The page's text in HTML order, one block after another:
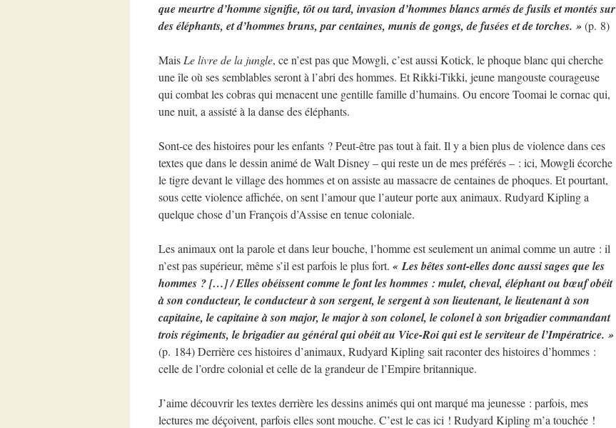
que meurtre d’homme signifie, tôt ou tard, invasion d’hommes blancs armés de fusils et montés sur
des éléphants, et d’hommes bruns, par centaines, munis de gongs, de fusées et de torches. »(p. 8)
Mais Le livre de la jungle, ce n’est pas que Mowgli, c’est aussi Kotick, le phoque blanc qui cherche
une île où ses semblables seront à l’abri des hommes. Et Rikki-Tikki, jeune mangouste courageuse
qui combat les cobras qui menacent une gentille famille d’humains. Ou encore Toomai le cornac qui,
une nuit, a assisté à la danse des éléphants.
Sont-ce des histoires pour les enfants ? Peut-être pas tout à fait. Il y a bien plus de violence dans ces
textes que dans le dessin animé de Walt Disney – qui reste un de mes préférés – : ici, Mowgli écorche
le tigre devant le village des hommes et on assiste au massacre de centaines de phoques. Et pourtant,
sous cette violence affichée, on sent l’amour que l’auteur porte aux animaux. Rudyard Kipling a
quelque chose d’un François d’Assise en tenue coloniale.
Les animaux ont la parole et dans leur bouche, l’homme est seulement un animal comme un autre : il
n’est pas supérieur, même s’il est parfois le plus fort. « Les bêtes sont-elles donc aussi sages que les
hommes ? […] / Elles obéissent comme le font les hommes : mulet, cheval, éléphant ou bœuf obéit
à son conducteur, le conducteur à son sergent, le sergent à son lieutenant, le lieutenant à son
capitaine, le capitaine à son major, le major à son colonel, le colonel à son brigadier commandant
trois régiments, le brigadier au général qui obéit au Vice-Roi qui est le serviteur de l’Impératrice. »
(p. 184) Derrière ces histoires d’animaux, Rudyard Kipling sait raconter des histoires d’hommes :
celle de l’ordre colonial et celle de la grandeur de l’Empire britannique.
J’aime découvrir les textes derrière les dessins animés qui ont marqué ma jeunesse : parfois, mes
lectures me déçoivent, parfois elles sont mouche. C’est le cas ici ! Rudyard Kipling m’a touchée !